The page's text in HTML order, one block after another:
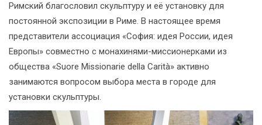
Римский благословил скульптуру и её установку для
постоянной экспозиции в Риме. В настоящее время
представители ассоциация «София: идея России, идея
Европы» совместно с монахинями-миссионерками из
общества «Suore Missionarie della Carità» активно
занимаются вопросом выбора места в городе для
установки скульптуры.